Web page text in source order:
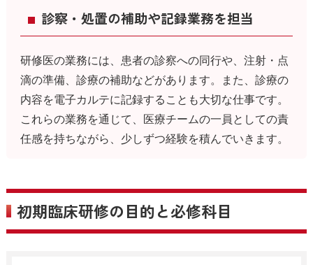
診察・処置の補助や記録業務を担当
研修医の業務には、患者の診察への同行や、注射・点
滴の準備、診療の補助などがあります。また、診療の
内容を電子カルテに記録することも大切な仕事です。
これらの業務を通じて、医療チームの一員としての責
任感を持ちながら、少しずつ経験を積んでいきます。
初期臨床研修の目的と必修科目